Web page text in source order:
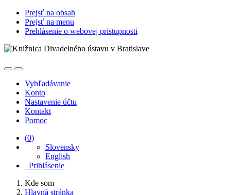
Prejsť na obsah
Prejsť na menu
Prehlásenie o webovej prístupnosti
Vyhľadávanie
Konto
Nastavenie účtu
Kontakt
Pomoc
(0)
Slovensky
English
Prihlásenie
Kde som
Hlavná stránka